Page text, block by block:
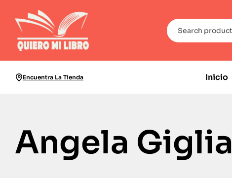
Encuentra La Tienda Inicio
Angela Giglia